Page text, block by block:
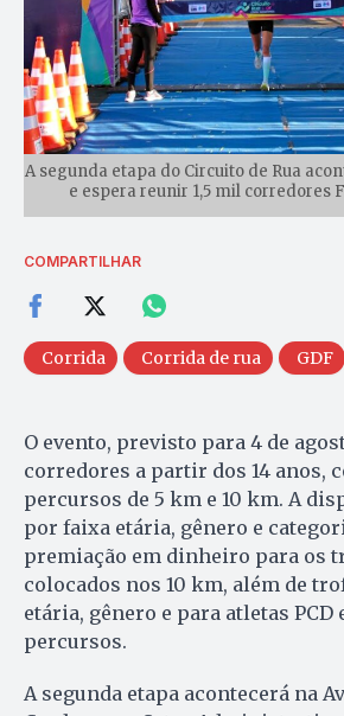
A segunda etapa do Circuito de Rua
e espera reunir 1,5 mil corredores
COMPARTILHAR
Corrida Corrida de rua GDF
O evento, previsto para 4 de
corredores a partir dos 14 anos,
percursos de 5 km e 10 km. A
por faixa etária, gênero e
premiação em dinheiro para os
colocados nos 10 km, além de
etária, gênero e para atletas PCD
percursos.
A segunda etapa acontecerá na